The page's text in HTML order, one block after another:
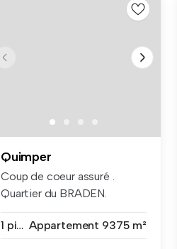
Quimper
Coup de coeur assuré .
Quartier du BRADEN.
1 pièce Appartement 9375 m²